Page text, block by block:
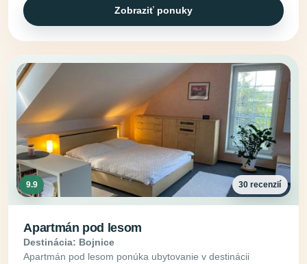
Zobraziť ponuky
9.9 30 recenzií
Apartmán pod lesom
Destinácia: Bojnice
Apartmán pod lesom ponúka ubytovanie v destinácii